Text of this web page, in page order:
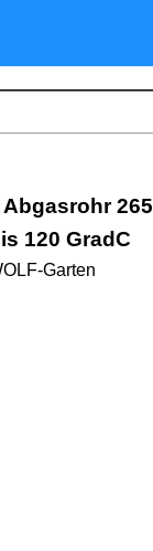
120 GradC
Garten